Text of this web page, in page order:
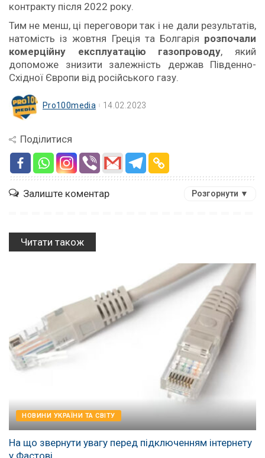
контракту після 2022 року.
Тим не менш, ці переговори так і не дали результатів,
натомість із жовтня Греція та Болгарія розпочали
комерційну експлуатацію газопроводу, який
допоможе знизити залежність держав Південно-
Східної Європи від російського газу.
Pro100media 14.02.2023
Поділитися
Залиште коментар Розгорнути ▼
Читати також
НОВИНИ УКРАЇНИ ТА СВІТУ
На що звернути увагу перед підключенням інтернету